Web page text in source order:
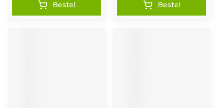
Bestel Bestel